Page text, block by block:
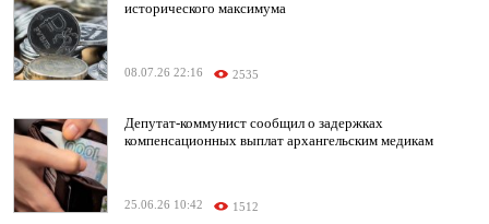
исторического максимума
08.07.26 22:16 2535
Депутат-коммунист сообщил о задержках
компенсационных выплат архангельским медикам
25.06.26 10:42 1512